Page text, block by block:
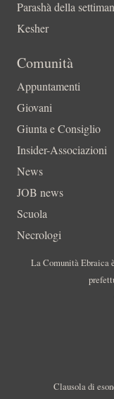
Parashà della
Kesher
Comunità
Appuntamenti
Giovani
Giunta e Consiglio
Insider-Associazioni
News
JOB news
Scuola
Necrologi
La Comunità Ebraica
Clausola di